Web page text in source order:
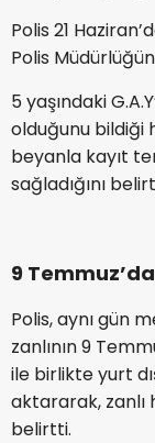
Polis 21
Polis
5 yaşındaki
olduğunu bildiği
beyanla kayıt
sağladığını
9
Polis, aynı gün
zanlının 9
ile birlikte yurt
aktararak, zanlı
belirtti.